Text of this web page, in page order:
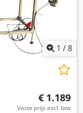
1 /8
€ 1.189
Vaste prijs excl. btw